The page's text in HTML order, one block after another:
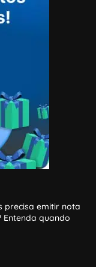
precisa emitir nota
Entenda quando